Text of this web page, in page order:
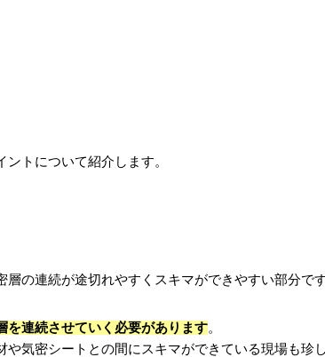
トについて紹介します。
の連続が途切れやすくスキマができやすい部分です
を連続させていく必要があります。
気密シートとの間にスキマができている現場も珍